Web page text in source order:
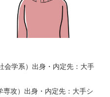
学系）出身・内定先：大手
攻）出身・内定先：大手シ